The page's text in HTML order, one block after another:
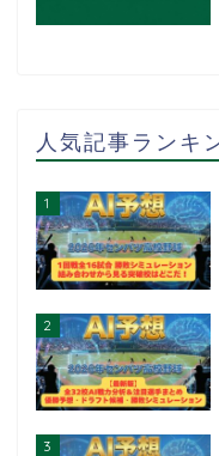
人気記事ランキ
1
2
3